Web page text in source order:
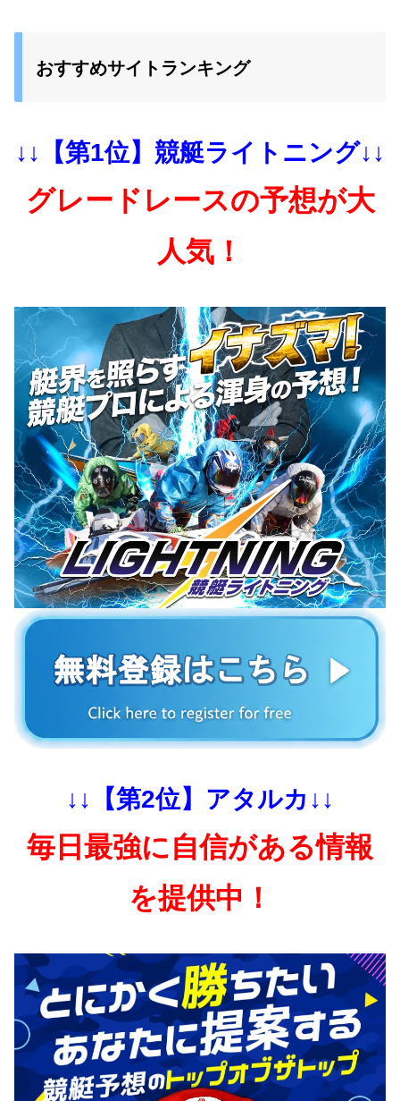
おすすめサイトランキング
↓↓【第1位】競艇ライトニング↓↓
グレードレースの予想が大
人気！
↓↓【第2位】アタルカ↓↓
毎日最強に自信がある情報
を提供中！